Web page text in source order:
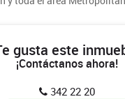
gusta este
¡Contáctanos ahora!
342 22 20